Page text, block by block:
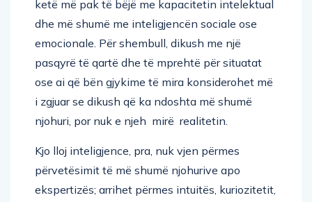
dhe më shumë me inteligjencën sociale ose
emocionale. Për shembull, dikush me një
pasqyrë të qartë dhe të mprehtë për situatat
ose ai që bën gjykime të mira konsiderohet më
i zgjuar se dikush që ka ndoshta më shumë
njohuri, por nuk e njeh mirë realitetin.
përvetësimit të më shumë njohurive apo
ekspertizës; arrihet përmes intuitës, kuriozitetit,
çiltërsisë dhe integritetit. Në shumicën e